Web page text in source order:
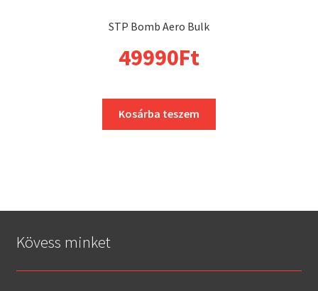
STP Bomb Aero Bulk
49990Ft
Kosárba teszem
Kövess minket